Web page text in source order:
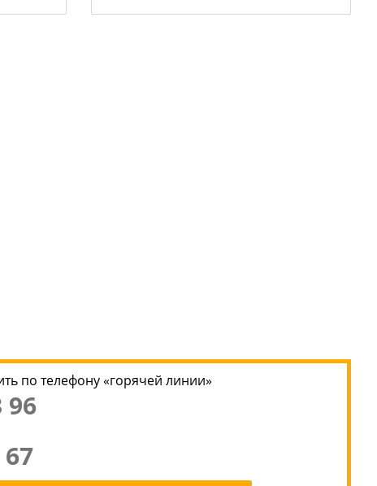
по телефону «горячей линии»
96